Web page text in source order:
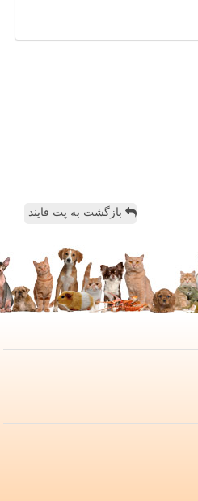
بازگشت به پت فایند